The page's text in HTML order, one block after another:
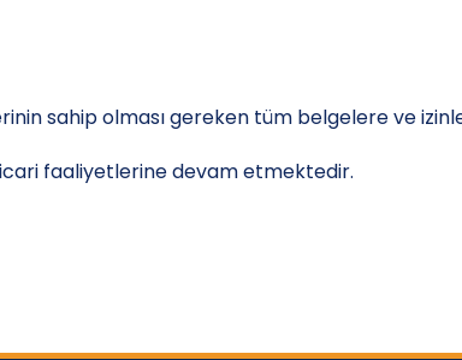
sahip olması gereken tüm belgelere ve
faaliyetlerine devam etmektedir.